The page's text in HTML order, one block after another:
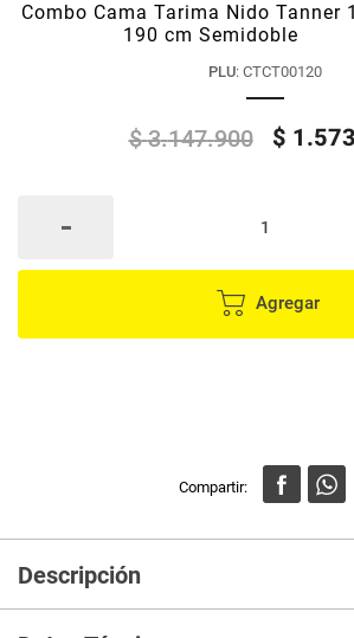
Combo Cama Tarima Nido Tanner
190 cm Semidoble
PLU: CTCT00120
$ 3.147.900 $ 1.573
Agregar
Descripción
Combo Cama Tarima Nido Tanner 120 Semidoble